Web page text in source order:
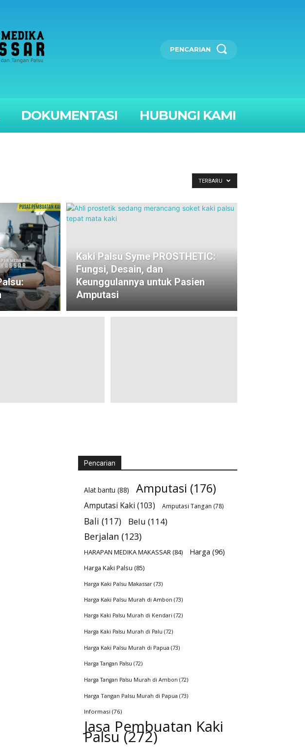
PENCARIAN
DOKUMENTASI HUBUNGI KAMI
TERBARU
Kaki Palsu Syme PROSTHETIC:
Fungsi, Desain, dan
Keunggulannya untuk Pasien
Amputasi
Pencarian
Alat bantu (88) Amputasi (176)
Amputasi Kaki (103) Amputasi Tangan (78)
Bali (117) Belu (114)
Berjalan (123)
HARAPAN MEDIKA MAKASSAR(84) Harga (96)
Harga Kaki Palsu (85)
Harga Kaki Palsu Makassar (73)
Harga Kaki Palsu Murah di Ambon (73)
Harga Kaki Palsu Murah di Kendari (72)
Harga Kaki Palsu Murah di Palu (72)
Harga Kaki Palsu Murah di Papua (73)
Harga Tangan Palsu (72)
Harga Tangan Palsu Murah di Ambon (72)
Harga Tangan Palsu Murah di Papua (73)
Informasi (76)
Jasa Pembuatan Kaki
Palsu (272)